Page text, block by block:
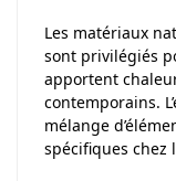
Les matériaux
sont privilégiés
apportent
contemporains.
mélange
spécifiques chez